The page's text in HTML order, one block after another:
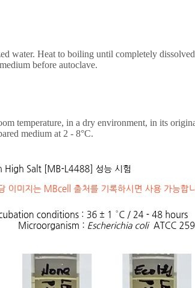
water. Heat to boiling until completely
before autoclave.
temperature, in a dry environment, in its
medium at 2 - 8°C.